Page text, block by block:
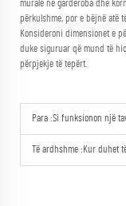
murale në garderoba dhe
përkulshme, por e bëjnë atë
Konsideroni dimensionet e
duke siguruar që mund të
përpjekje të tepërt.
Para :Si funksionon një
Të ardhshme : Kur duhet të